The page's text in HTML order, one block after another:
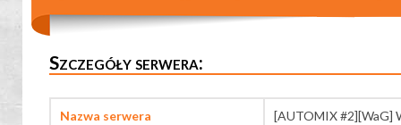
Szczegóły serwera:
Nazwa serwera [AUTOMIX #2][WaG]